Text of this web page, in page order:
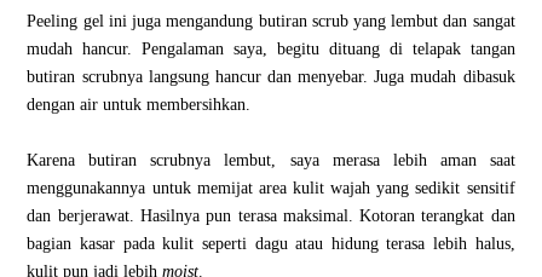
Peeling gel ini juga mengandung butiran scrub yang lembut dan sangat
mudah hancur. Pengalaman saya, begitu dituang di telapak tangan
butiran scrubnya langsung hancur dan menyebar. Juga mudah dibasuk
dengan air untuk membersihkan.
Karena butiran scrubnya lembut, saya merasa lebih aman saat
menggunakannya untuk memijat area kulit wajah yang sedikit sensitif
dan berjerawat. Hasilnya pun terasa maksimal. Kotoran terangkat dan
bagian kasar pada kulit seperti dagu atau hidung terasa lebih halus,
kulit pun jadi lebihmoist